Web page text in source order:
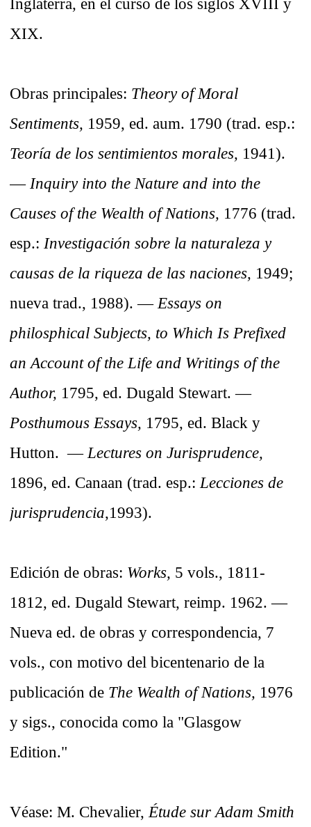
XIX.
Obras principales: Theory of Moral
Sentiments, 1959, ed. aum. 1790 (trad. esp.:
Teoría de los sentimientos morales, 1941).
—Inquiry into the Nature and into the
Causes of the Wealth of Nations, 1776 (trad.
esp.: Investigación sobre la naturaleza y
causas de la riqueza de las naciones, 1949;
nueva trad., 1988). — Essays on
philosphical Subjects, to Which Is Prefixed
an Account of the Life and Writings of the
Author, 1795, ed. Dugald Stewart. —
Posthumous Essays, 1795, ed. Black y
Hutton. — Lectures on Jurisprudence,
1896, ed. Canaan (trad. esp.: Lecciones de
jurisprudencia,1993).
Edición de obras: Works, 5 vols., 1811-
1812, ed. Dugald Stewart, reimp. 1962. —
Nueva ed. de obras y correspondencia, 7
vols., con motivo del bicentenario de la
publicación de The Wealth of Nations, 1976
y sigs., conocida como la "Glasgow
Edition."
Véase: M. Chevalier, Étude sur Adam Smith